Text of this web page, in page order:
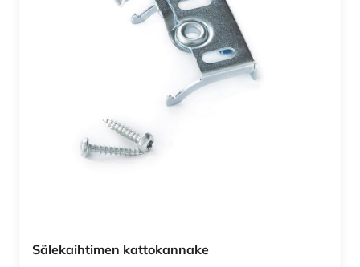
Sälekaihtimen kattokannake